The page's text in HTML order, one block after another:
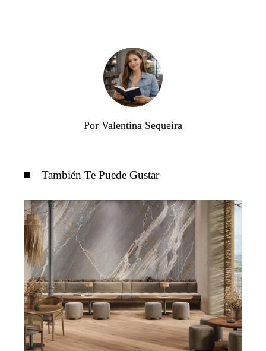
Por Valentina Sequeira
También Te Puede Gustar